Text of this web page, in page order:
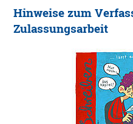
Hinweise zum
Zulassungsarbeit